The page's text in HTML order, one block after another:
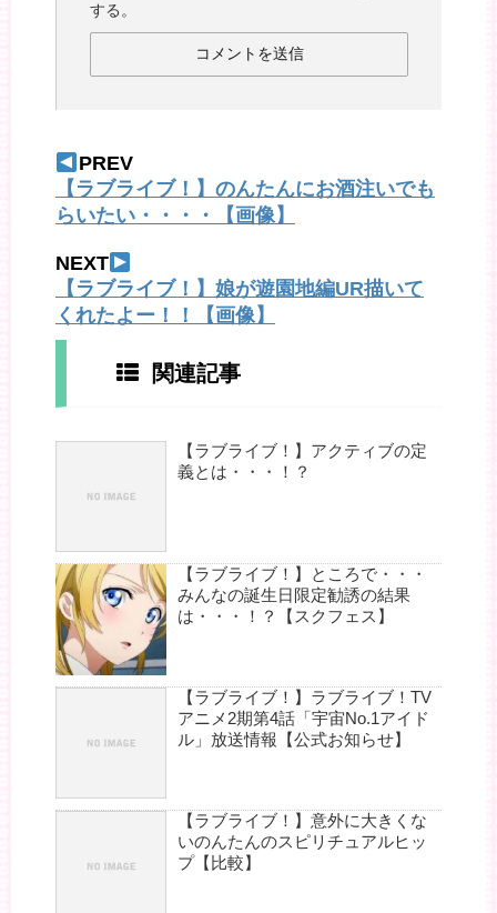
する。
PREV
【ラブライブ！】のんたんにお酒注いでも
らいたい・・・・【画像】
NEXT
【ラブライブ！】娘が遊園地編UR描いて
くれたよー！！【画像】
関連記事
【ラブライブ！】アクティブの定
義とは・・・！？
【ラブライブ！】ところで・・・
みんなの誕生日限定勧誘の結果
は・・・！？【スクフェス】
【ラブライブ！】ラブライブ！TV
アニメ2期第4話「宇宙No.1アイド
ル」放送情報【公式お知らせ】
【ラブライブ！】意外に大きくな
いのんたんのスピリチュアルヒッ
プ【比較】